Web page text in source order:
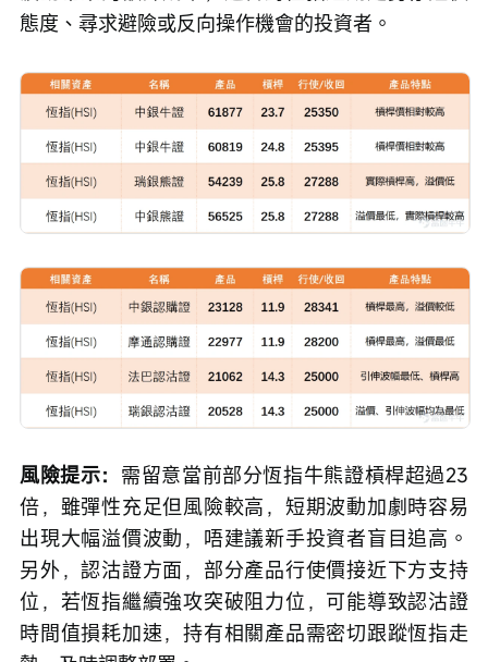
態度、尋求避險或反向操作機會的投資者。
風險提示： 需留意當前部分恆指牛熊證槓桿超過23
倍，雖彈性充足但風險較高，短期波動加劇時容易
出現大幅溢價波動，唔建議新手投資者盲目追高。
另外，認沽證方面，部分產品行使價接近下方支持
位，若恆指繼續強攻突破阻力位，可能導致認沽證
時間值損耗加速，持有相關產品需密切跟蹤恆指走